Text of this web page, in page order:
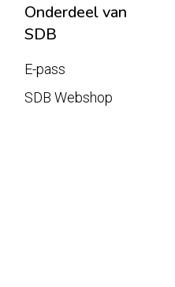
Onderdeel van
SDB
E-pass
SDB Webshop